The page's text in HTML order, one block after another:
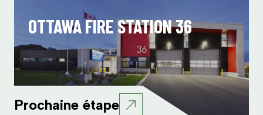
Prochaine étape
OTTAWA FIRE STATION 36